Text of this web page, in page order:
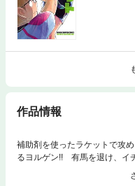
作品情報
補助剤を使ったラケットで攻
るヨルゲン!! 有馬を退け、イ
て、Sランク選手たちのランク